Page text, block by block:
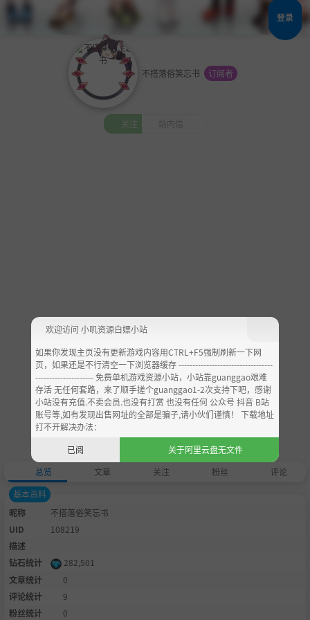
登录
不搭落俗笑忘书 订阅者
关注 站内信
总览 文章 关注 粉丝
评论
基本资料
昵称
不搭落俗笑忘书
UID
108219
描述
钻石统计
282,501
文章统计
0
评论统计
9
粉丝统计
0
欢迎访问 小叽资源白嫖小站
如果你发现主页没有更新游戏内容用CTRL+F5强制刷新一下网
页，如果还是不行清空一下浏览器缓存 ----------------------------------
--------------------- 免费单机游戏资源小站，小站靠guanggao艰难
存活 无任何套路，来了顺手搓个guanggao1-2次支持下吧，感谢
小站没有充值.不卖会员.也没有打赏 也没有任何 公众号 抖音 B站
账号等,如有发现出售网址的全部是骗子,请小伙们谨慎！ 下载地址
打不开解决办法：
已阅
关于阿里云盘无文件